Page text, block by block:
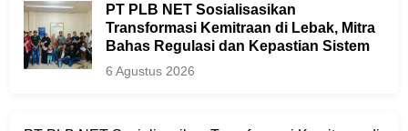
PT PLB NET Sosialisasikan
Transformasi Kemitraan di Lebak, Mitra
Bahas Regulasi dan Kepastian Sistem
6 Agustus 2026